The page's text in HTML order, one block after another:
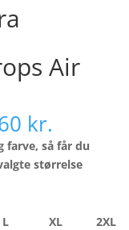
Air
kr.
aktuelle
pris
er:
farve, så får du
størrelse
L XL 2XL